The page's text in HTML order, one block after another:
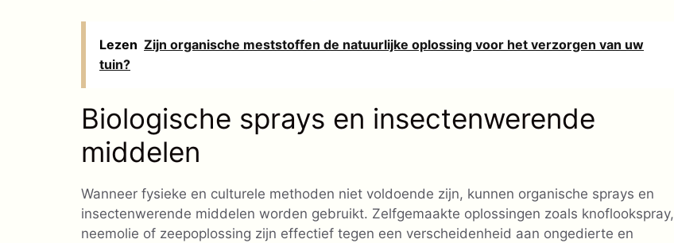
Lezen Zijn organische meststoffen de natuurlijke oplossing voor het verzorgen van uw
tuin?
Biologische sprays en insectenwerende
middelen
Wanneer fysieke en culturele methoden niet voldoende zijn, kunnen organische sprays en
insectenwerende middelen worden gebruikt. Zelfgemaakte oplossingen zoals knoflookspray,
neemolie of zeepoplossing zijn effectief tegen een verscheidenheid aan ongedierte en